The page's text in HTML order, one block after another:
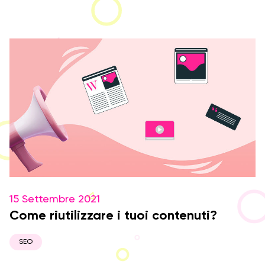
15 Settembre 2021
Come riutilizzare i tuoi contenuti?
SEO